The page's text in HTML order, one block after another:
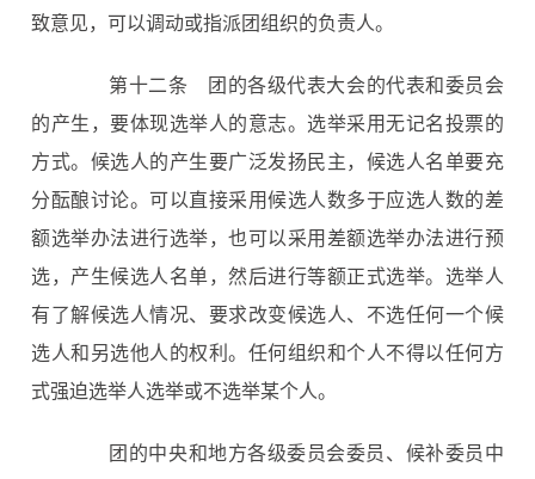
致意见，可以调动或指派团组织的负责人。
第十二条 团的各级代表大会的代表和委员会
的产生，要体现选举人的意志。选举采用无记名投票的
方式。候选人的产生要广泛发扬民主，候选人名单要充
分酝酿讨论。可以直接采用候选人数多于应选人数的差
额选举办法进行选举，也可以采用差额选举办法进行预
选，产生候选人名单，然后进行等额正式选举。选举人
有了解候选人情况、要求改变候选人、不选任何一个候
选人和另选他人的权利。任何组织和个人不得以任何方
式强迫选举人选举或不选举某个人。
团的中央和地方各级委员会委员、候补委员中